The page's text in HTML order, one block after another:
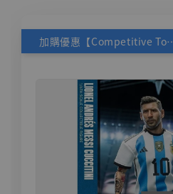
加購優惠【